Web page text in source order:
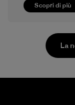
Scopri di più
La